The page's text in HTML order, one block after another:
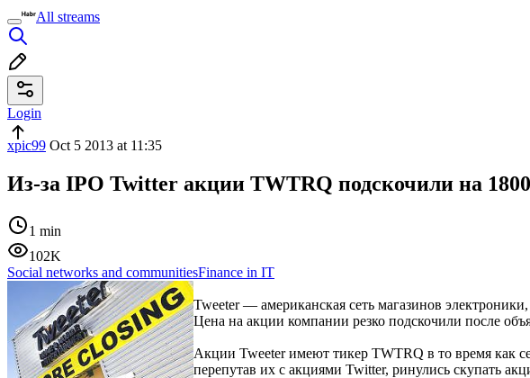
All streams
Login
xpic99 Oct 5 2013 at 11:35
Из-за IPO Twitter акции TWTRQ подскочили на
1 min
102K
Social networks and communitiesFinance in IT
Tweeter — американская сеть магазинов
Цена на акции компании резко подскочили после
Акции Tweeter имеют тикер TWTRQ в то время как
перепутав их с акциями Twitter, ринулись скупать